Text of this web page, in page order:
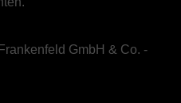
GmbH & Co. -